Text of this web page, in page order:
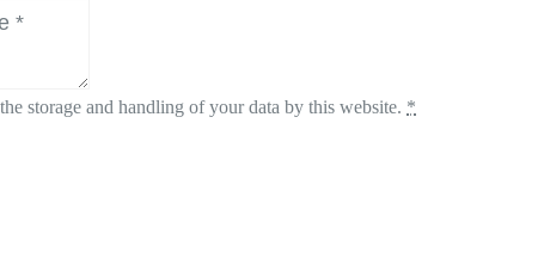
storage and handling of your data by this website. *